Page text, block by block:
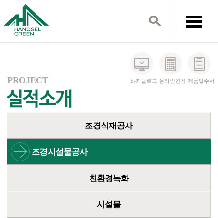
E-카탈로그 온라인견적 제품발주서
PROJECT
조경식재공사
조경시설물공사
친환경녹화
시설물